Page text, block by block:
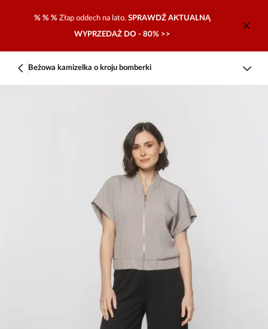
% % % Złap oddech na lato. SPRAWDŹ AKTUALNĄ
WYPRZEDAŻ DO - 80% >>
Beżowa kamizelka o kroju bomberki